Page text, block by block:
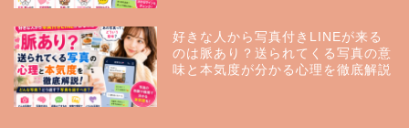
好きな人から写真付きLINEが来る
のは脈あり？送られてくる写真の意
味と本気度が分かる心理を徹底解説